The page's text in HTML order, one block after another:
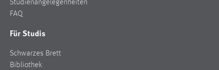
Studienangelegenheiten
FAQ
Für Studis
Schwarzes Brett
Bibliothek